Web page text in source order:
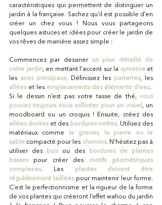
caractéristiques qui permettent de distinguer un
jardin à la française. Sachez qu’il est possible d’en
créer un chez vous ! Nous vous partageons
quelques astuces et idées pour créer le jardin de
vos rêves de manière assez simple :
Commencez par dessiner un plan détaillé de
votre jardin, en mettant l'accent sur la symétrie et
les axes principaux. Définissez les parterres
allées et les emplacements des éléments d’eau.
Si le dessin n’est pas votre tasse de thé, vous
pouvez toujours nous solliciter pour un visuel , un
allées droites et des bordures nettes. Utilisez des
matériaux comme
le gravier, la pierre ou le
sable compacté pour les chemins. N’hésitez pas à
utiliser des
buis ou des
bordures de plantes
basses pour créer des motifs géométriques
complexes. Les plantes doivent être
régulièrement taillées pour maintenir leur forme.
C’est le perfectionnisme et la rigueur de la forme
de vos plantes qui créeront l’effet wahou du jardin